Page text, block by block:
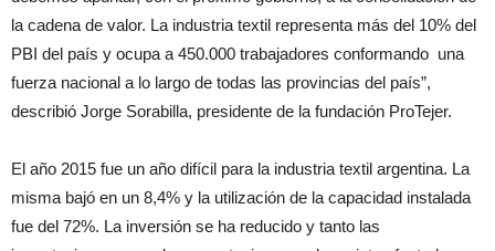
la cadena de valor. La industria textil representa más del 10% del
PBI del país y ocupa a 450.000 trabajadores conformando una
fuerza nacional a lo largo de todas las provincias del país”,
describió Jorge Sorabilla, presidente de la fundación ProTejer.
El año 2015 fue un año difícil para la industria textil argentina. La
misma bajó en un 8,4% y la utilización de la capacidad instalada
fue del 72%. La inversión se ha reducido y tanto las